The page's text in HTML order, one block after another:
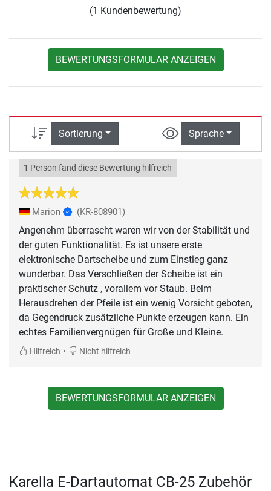
(1 Kundenbewertung)
BEWERTUNGSFORMULAR ANZEIGEN
Sortierung Sprache
1 Person fand diese Bewertung hilfreich
Marion (KR-808901)
Angenehm überrascht waren wir von der Stabilität und
der guten Funktionalität. Es ist unsere erste
elektronische Dartscheibe und zum Einstieg ganz
wunderbar. Das Verschließen der Scheibe ist ein
praktischer Schutz , vorallem vor Staub. Beim
Herausdrehen der Pfeile ist ein wenig Vorsicht geboten,
da Gegendruck zusätzliche Punkte erzeugen kann. Ein
Hilfreich • Nicht hilfreich
BEWERTUNGSFORMULAR ANZEIGEN
Karella E-Dartautomat CB-25 Zubehör